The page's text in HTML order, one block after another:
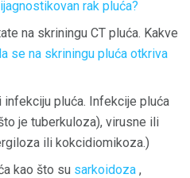
rak pluća?
na skriningu CT pluća. Kakve
se na skriningu pluća otkriva
pluća. Infekcije pluća
je tuberkuloza), virusne ili
ili kokcidiomikoza.)
kao što su sarkoidoza ,